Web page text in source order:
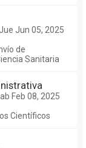
Jue Jun 05, 2025
de
Sanitaria
Feb 08, 2025
Científicos